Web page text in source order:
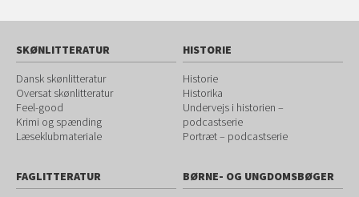
SKØNLITTERATUR
Dansk skønlitteratur
Oversat skønlitteratur
Feel-good
Krimi og spænding
Læseklubmateriale
HISTORIE
Historie
Historika
Undervejs i historien –
podcastserie
Portræt – podcastserie
FAGLITTERATUR
BØRNE- OG UNGDOMSBØGER